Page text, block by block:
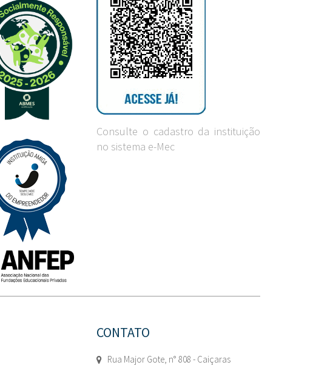
Consulte o cadastro da instituição
no sistema e-Mec
CONTATO
Rua Major Gote, n° 808 - Caiçaras